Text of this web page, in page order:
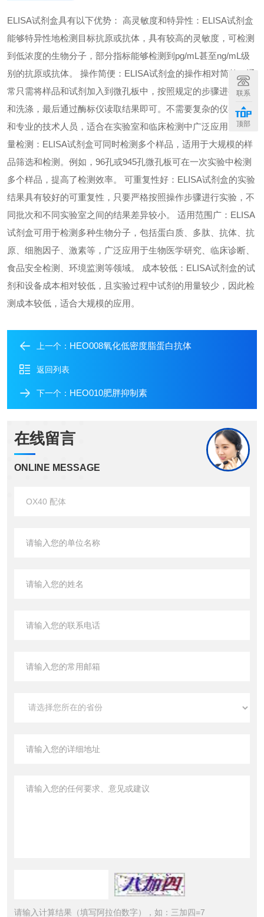
ELISA试剂盒具有以下优势： 高灵敏度和特异性：ELISA试剂盒
能够特异性地检测目标抗原或抗体，具有较高的灵敏度，可检测
到低浓度的生物分子，部分指标能够检测到pg/mL甚至ng/mL级
别的抗原或抗体。 操作简便：ELISA试剂盒的操作相对简单，通
常只需将样品和试剂加入到微孔板中，按照规定的步骤进行孵育
和洗涤，最后通过酶标仪读取结果即可。不需要复杂的仪器设备
和专业的技术人员，适合在实验室和临床检测中广泛应用。 高通
量检测：ELISA试剂盒可同时检测多个样品，适用于大规模的样
品筛选和检测。例如，96孔或945孔微孔板可在一次实验中检测
多个样品，提高了检测效率。 可重复性好：ELISA试剂盒的实验
结果具有较好的可重复性，只要严格按照操作步骤进行实验，不
同批次和不同实验室之间的结果差异较小。 适用范围广：ELISA
试剂盒可用于检测多种生物分子，包括蛋白质、多肽、抗体、抗
原、细胞因子、激素等，广泛应用于生物医学研究、临床诊断、
食品安全检测、环境监测等领域。 成本较低：ELISA试剂盒的试
剂和设备成本相对较低，且实验过程中试剂的用量较少，因此检
测成本较低，适合大规模的应用。
上一个： HEO008氧化低密度脂蛋白抗体
返回列表
下一个： HEO010肥胖抑制素
在线留言
ONLINE MESSAGE
请输入计算结果（填写阿拉伯数字），如：三加四=7
联系
顶部